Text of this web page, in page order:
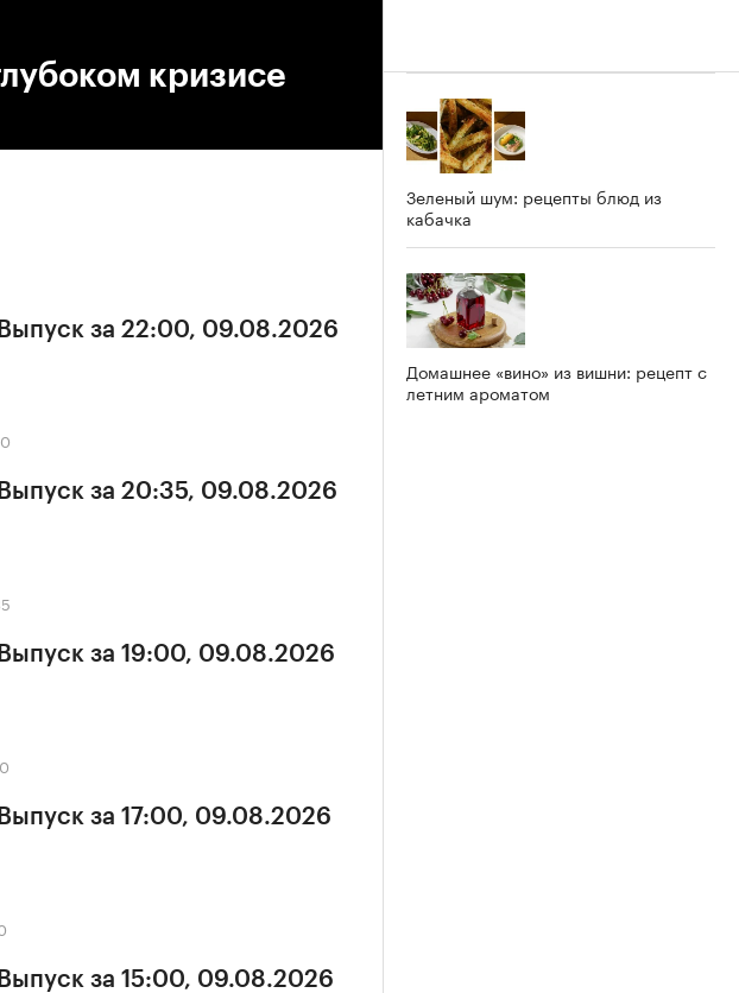
кризисе
за 22:00, 09.08.2026
Выпуск за 20:35, 09.08.2026
Выпуск за 19:00, 09.08.2026
за 17:00, 09.08.2026
за 15:00, 09.08.2026
Зеленый шум: рецепты блюд из
кабачка
Домашнее «вино» из вишни: рецепт с
летним ароматом